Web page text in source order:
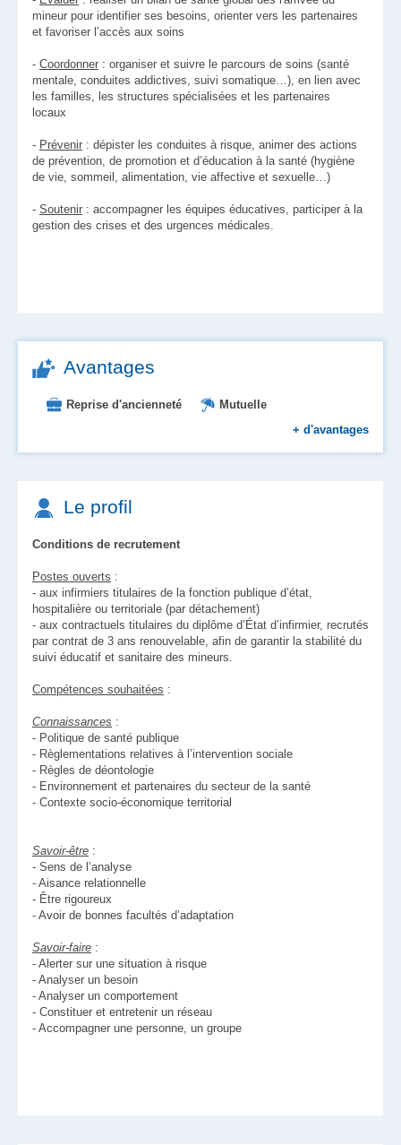
mineur pour identifier ses besoins, orienter vers les partenaires
et favoriser l’accès aux soins
- Coordonner : organiser et suivre le parcours de soins (santé
mentale, conduites addictives, suivi somatique…), en lien avec
les familles, les structures spécialisées et les partenaires
locaux
- Prévenir : dépister les conduites à risque, animer des actions
de prévention, de promotion et d’éducation à la santé (hygiène
de vie, sommeil, alimentation, vie affective et sexuelle…)
- Soutenir : accompagner les équipes éducatives, participer à la
gestion des crises et des urgences médicales.
Avantages
Reprise d'ancienneté
Mutuelle
Prise en charge des transports
+ d'avantages
Le profil
Conditions de recrutement
Postes ouverts :
- aux infirmiers titulaires de la fonction publique d’état,
hospitalière ou territoriale (par détachement)
- aux contractuels titulaires du diplôme d’État d’infirmier, recrutés
par contrat de 3 ans renouvelable, afin de garantir la stabilité du
suivi éducatif et sanitaire des mineurs.
Compétences souhaitées :
Connaissances :
- Politique de santé publique
- Règlementations relatives à l’intervention sociale
- Règles de déontologie
- Environnement et partenaires du secteur de la santé
- Contexte socio-économique territorial
Savoir-être :
- Sens de l’analyse
- Aisance relationnelle
- Être rigoureux
- Avoir de bonnes facultés d’adaptation
Savoir-faire :
- Alerter sur une situation à risque
- Analyser un besoin
- Analyser un comportement
- Constituer et entretenir un réseau
- Accompagner une personne, un groupe